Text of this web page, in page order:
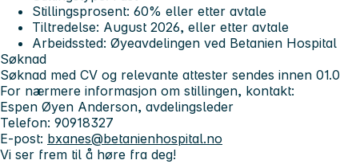
Stillingsprosent: 60% eller etter avtale
Tiltredelse: August 2026, eller etter avtale
Arbeidssted: Øyeavdelingen ved Betanien Hospital
Søknad
Søknad med CV og relevante attester sendes innen
For nærmere informasjon om stillingen, kontakt:
Espen Øyen Anderson, avdelingsleder
Telefon: 90918327
E-post: bxanes@betanienhospital.no
Vi ser frem til å høre fra deg!